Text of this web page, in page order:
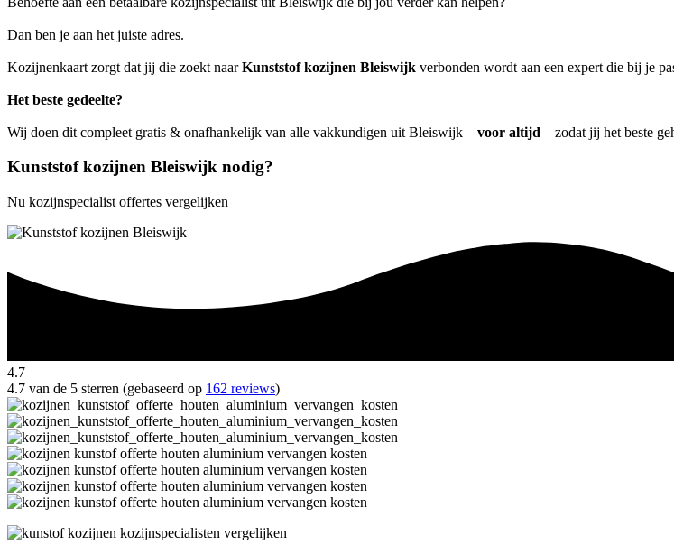
Dan ben je aan het juiste adres.
Kozijnenkaart zorgt dat jij die zoekt naarKunststof kozijnen Bleiswijk verbonden wordt aan een expert die bij je
Het beste gedeelte?
Wij doen dit compleet gratis & onafhankelijk van alle vakkundigen uit Bleiswijk – voor altijd – zodat jij het beste
Kunststof kozijnen Bleiswijk nodig?
Nu kozijnspecialist offertes vergelijken
4.7
4.7 van de 5 sterren (gebaseerd op 162 reviews)